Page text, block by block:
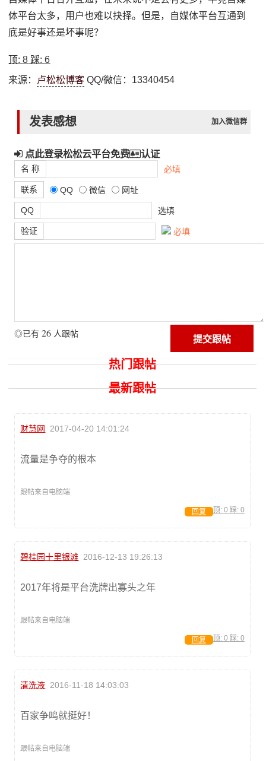
体平台太多，用户也难以抉择。但是，自媒体平台互通到
底是好事还是坏事呢？
顶:8 踩:6
来源： 卢松松博客 QQ/微信：13340454
发表感想 加入微信群
点此登录松松云平台免费 认证
名 称 必填
联系 QQ 微信 网址
QQ 选填
验证 必填
◎已有 26 人跟帖
热门跟帖
最新跟帖
财慧网 2017-04-20 14:01:24
流量是争夺的根本
跟帖来自电脑端
顶: 0 踩: 0
回复
碧桂园十里银滩 2016-12-13 19:26:13
2017年将是平台洗牌出寡头之年
跟帖来自电脑端
顶: 0 踩: 0
回复
清洗液 2016-11-18 14:03:03
百家争鸣就挺好！
跟帖来自电脑端